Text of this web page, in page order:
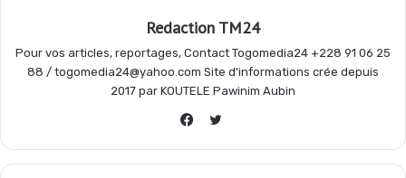
p m
Redaction TM24
Pour vos articles, reportages, Contact Togomedia24 +228 91 06 25
88 / togomedia24@yahoo.com Site d'informations crée depuis
2017 par KOUTELE Pawinim Aubin
Twitter